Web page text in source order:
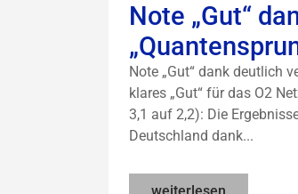
Note „Gut“
Note „Gut“ dank deutlich
klares „Gut“ für das O2
3,1 auf 2,2): Die
Deutschland dank...